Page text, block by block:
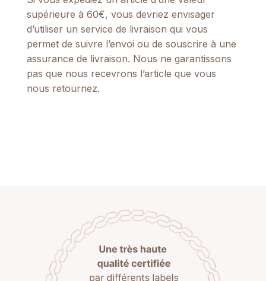
supérieure à 60€, vous devriez envisager
d’utiliser un service de livraison qui vous
permet de suivre l’envoi ou de souscrire à une
assurance de livraison. Nous ne garantissons
pas que nous recevrons l’article que vous
nous retournez.